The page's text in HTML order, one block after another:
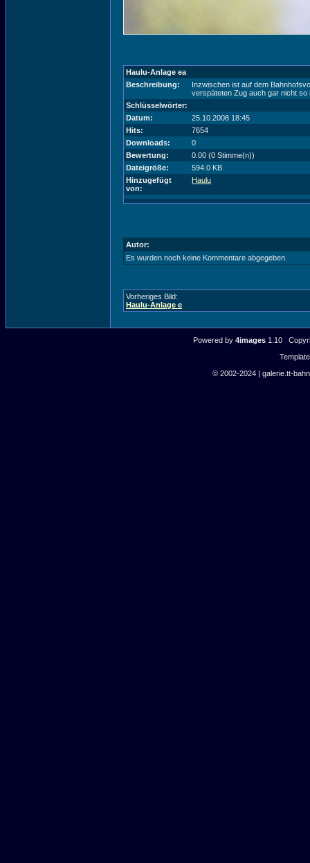
Haulu-Anlage ea
Beschreibung:
Inzwischen ist auf dem
verspäteten Zug auch gar nicht so
Schlüsselwörter:
Datum:
25.10.2008 18:45
Hits:
7654
Downloads:
0
Bewertung:
0.00 (0 Stimme(n))
Dateigröße:
594.0 KB
Hinzugefügt
von:
Haulu
Autor:
Es wurden noch keine Kommentare abgegeben.
Vorheriges Bild:
Haulu-Anlage e
Powered by4images 1.10
© 2002-2024 | galerie.tt-